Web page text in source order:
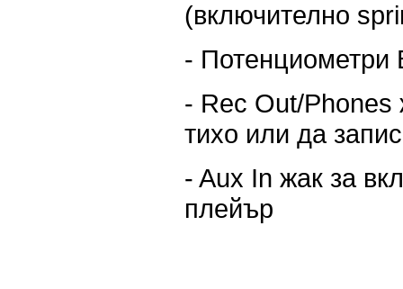
(включително
- Потенциометри
- Rec Out/Phones
тихо или да
- Aux In жак за
плейър